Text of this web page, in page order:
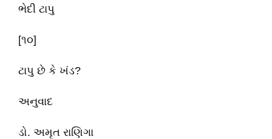
ભેદી ટાપુ
[૧૦]
ટાપુ છે કે ખંડ?
અનુવાદ
ડો. અમૃત રાણિગા